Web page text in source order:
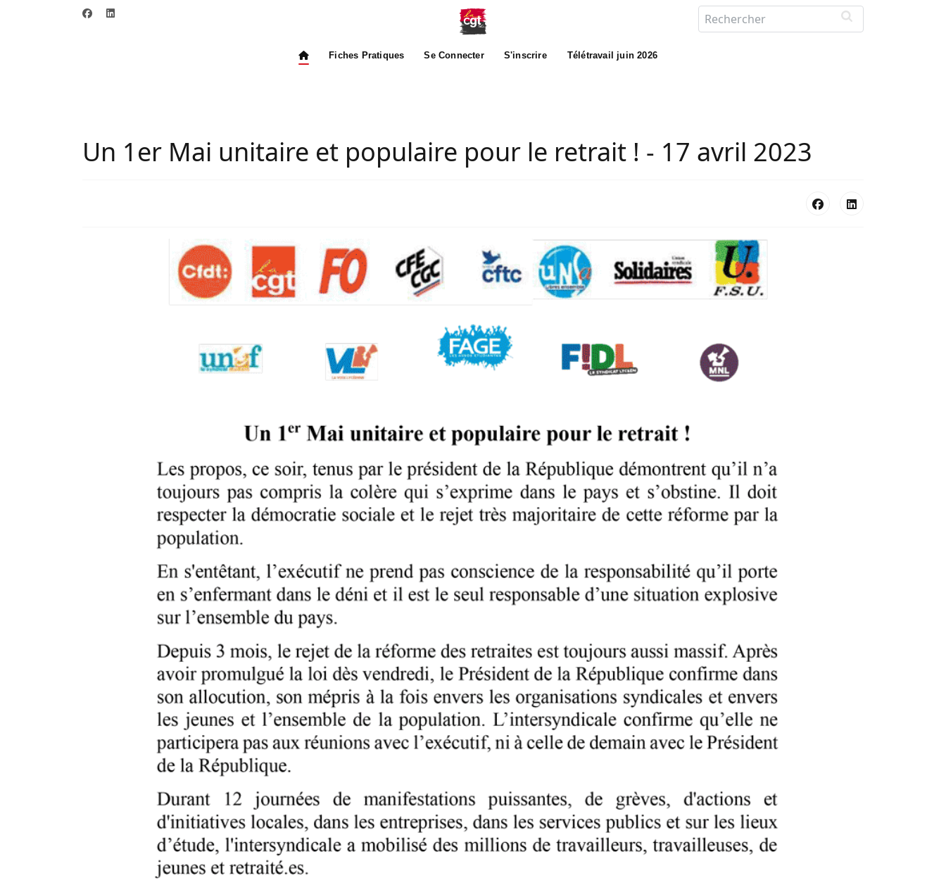
Fiches Pratiques Se Connecter S'inscrire Télétravail juin 2026
Un 1er Mai unitaire et populaire pour le retrait ! - 17 avril 2023